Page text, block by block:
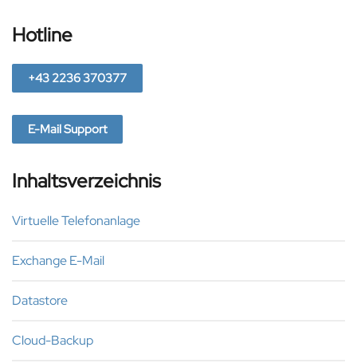
Hotline
+43 2236 370377
E-Mail Support
Inhaltsverzeichnis
Virtuelle Telefonanlage
Exchange E-Mail
Datastore
Cloud-Backup